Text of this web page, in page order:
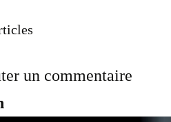
un commentaire